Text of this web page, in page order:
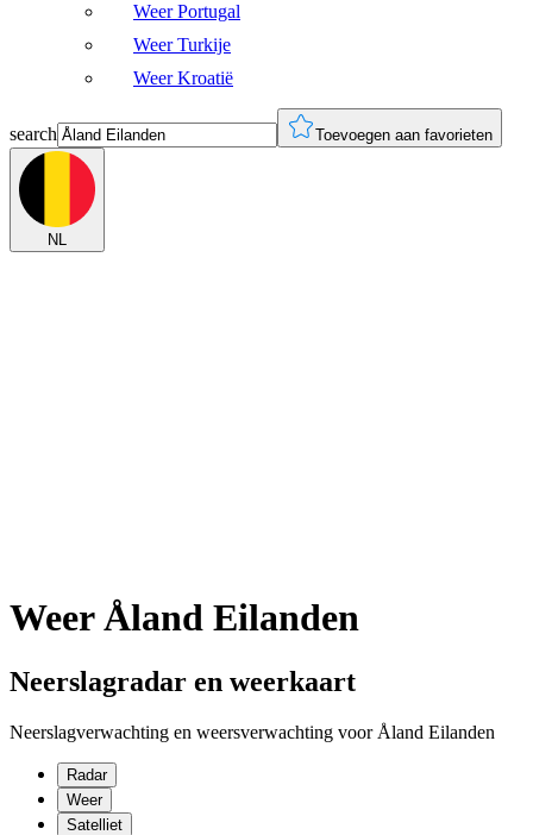
Weer Portugal
Weer Turkije
Weer Kroatië
search Toevoegen aan favorieten
NL
Weer Åland Eilanden
Neerslagradar en weerkaart
Neerslagverwachting en weersverwachting voor Åland Eilanden
Radar
Weer
Satelliet